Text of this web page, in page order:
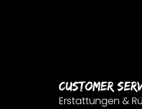
Customer
Erstattungen &